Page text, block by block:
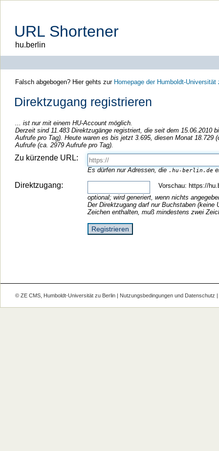
URL Shortener
hu.berlin
Falsch abgebogen? Hier gehts zur Homepage der Humboldt-
Direktzugang registrieren
... ist nur mit einem HU-Account möglich.
Derzeit sind 11.483 Direktzugänge registriert, die seit dem 15.06.2010
Aufrufe pro Tag). Heute waren es bis jetzt 3.695, diesen Monat 18.729
Aufrufe (ca. 2979 Aufrufe pro Tag).
Zu kürzende URL:
Es dürfen nur Adressen, die.hu-berlin.de
Direktzugang:
Vorschau: https://
optional; wird generiert, wenn nichts
Der Direktzugang darf nur Buchstaben
Zeichen enthalten, muß mindestens zwei
Registrieren
© ZE CMS Humboldt-Universität zu Berlin | Nutzungsbedingungen und Datenschutz |